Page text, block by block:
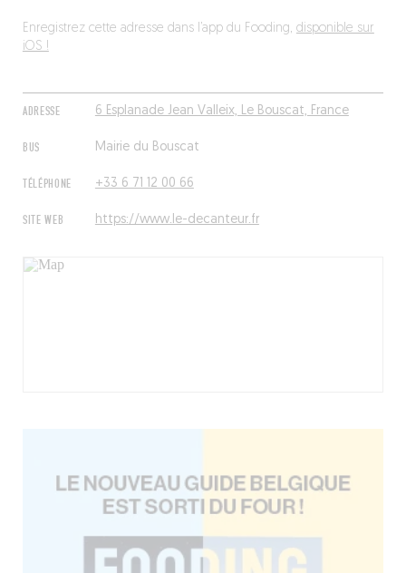
ADRESSE 6 Esplanade Jean Valleix, Le Bouscat, France
BUS Mairie du Bouscat
TÉLÉPHONE +33 6 71 12 00 66
SITE WEB https://www.le-decanteur.fr
Enregistrez cette adresse dans l’app du Fooding, disponible sur
iOS !